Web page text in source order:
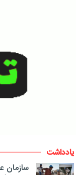
یادداشت
سازمان